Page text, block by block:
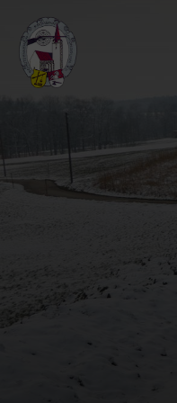
Inhalt
springen